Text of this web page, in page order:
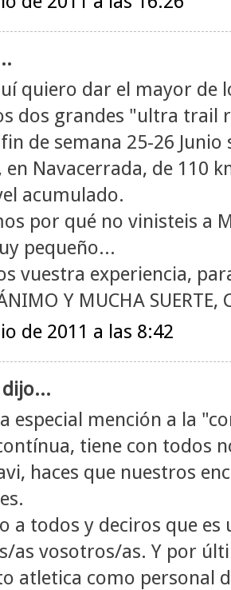
quiero dar el mayor de
dos grandes "ultra trail
de semana 25-26
en Navacerrada, de 110
acumulado.
por qué no vinisteis a
pequeño...
vuestra experiencia,
Y MUCHA SUERTE,
de 2011 a las 8:42
especial mención a la
tiene con todos
haces que nuestros
a todos y deciros que
as vosotros/as. Y por
atletica como personal